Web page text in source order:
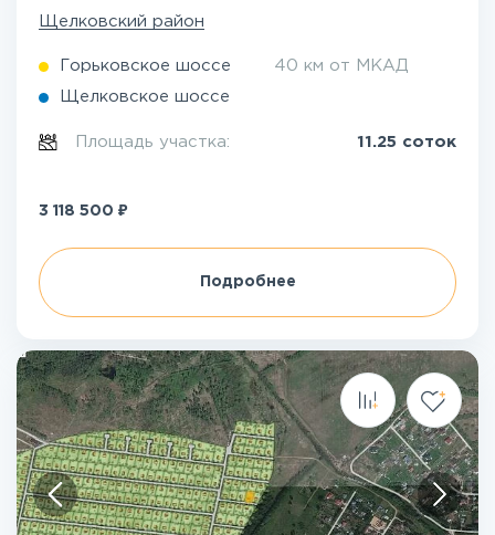
Щелковский район
Горьковское шоссе 40 км от МКАД
Щелковское шоссе
Площадь участка: 11.25 соток
3 118 500 ₽
Подробнее